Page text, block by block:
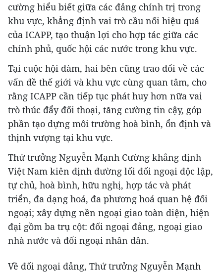
cường hiểu biết giữa các đảng chính trị trong
khu vực, khẳng định vai trò cầu nối hiệu quả
của ICAPP, tạo thuận lợi cho hợp tác giữa các
chính phủ, quốc hội các nước trong khu vực.
Tại cuộc hội đàm, hai bên cũng trao đổi về các
vấn đề thế giới và khu vực cùng quan tâm, cho
rằng ICAPP cần tiếp tục phát huy hơn nữa vai
trò thúc đẩy đối thoại, tăng cường tin cậy, góp
phần tạo dựng môi trường hoà bình, ổn định và
thịnh vượng tại khu vực.
Thứ trưởng Nguyễn Mạnh Cường khẳng định
Việt Nam kiên định đường lối đối ngoại độc lập,
tự chủ, hoà bình, hữu nghị, hợp tác và phát
triển, đa dạng hoá, đa phương hoá quan hệ đối
ngoại; xây dựng nền ngoại giao toàn diện, hiện
đại gồm ba trụ cột: đối ngoại đảng, ngoại giao
nhà nước và đối ngoại nhân dân.
Về đối ngoại đảng, Thứ trưởng Nguyễn Mạnh